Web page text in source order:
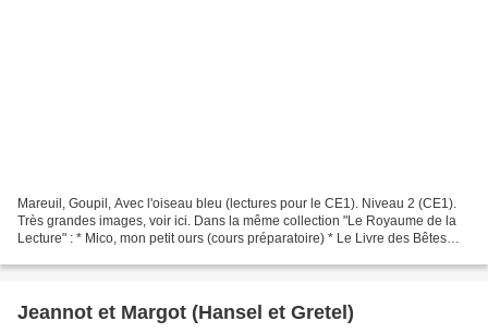
Mareuil, Goupil, Avec l'oiseau bleu (lectures pour le CE1). Niveau 2 (CE1).
Très grandes images, voir ici. Dans la même collection "Le Royaume de la
Lecture" : * Mico, mon petit ours (cours préparatoire) * Le Livre des Bêtes
Jeannot et Margot (Hansel et Gretel)